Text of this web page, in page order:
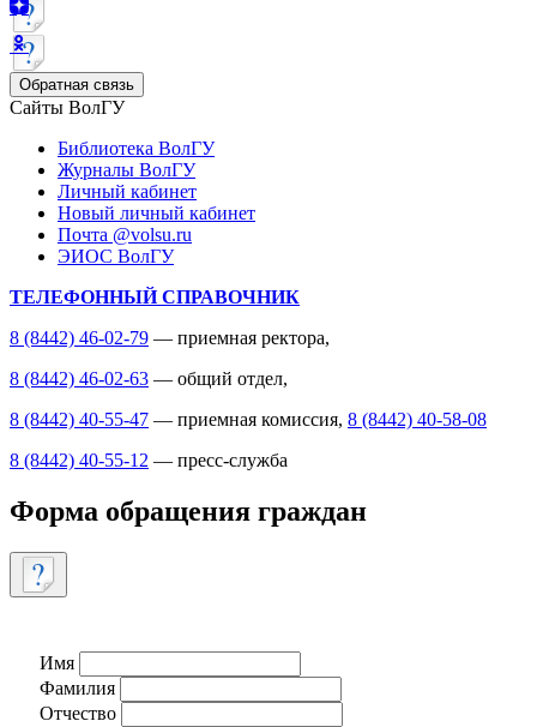
Обратная связь
Сайты ВолГУ
Библиотека ВолГУ
Журналы ВолГУ
Личный кабинет
Новый личный кабинет
Почта @volsu.ru
ЭИОС ВолГУ
ТЕЛЕФОННЫЙ СПРАВОЧНИК
8 (8442) 46-02-79 — приемная ректора,
8 (8442) 46-02-63 — общий отдел,
8 (8442) 40-55-47 — приемная комиссия, 8 (8442) 40-58-08
8 (8442) 40-55-12 — пресс-служба
Форма обращения граждан
Имя
Фамилия
Отчество